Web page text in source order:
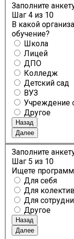
Заполните
Шаг 4 из 10
В какой
обучение?
Школа
Лицей
ДПО
Колледж
Детский сад
ВУЗ
Учреждение
Другое
Назад
Далее
Заполните
Шаг 5 из 10
Ищете
Для себя
Для
Для
Другое
Назад
Далее